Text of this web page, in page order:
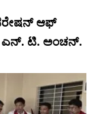
ಆಫ್
ಎನ್. ಟಿ. ಅಂಚನ್.